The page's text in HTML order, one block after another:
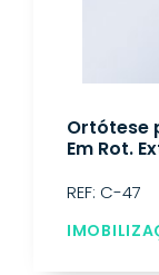
Ortótese
Em Rot.
REF: C-47